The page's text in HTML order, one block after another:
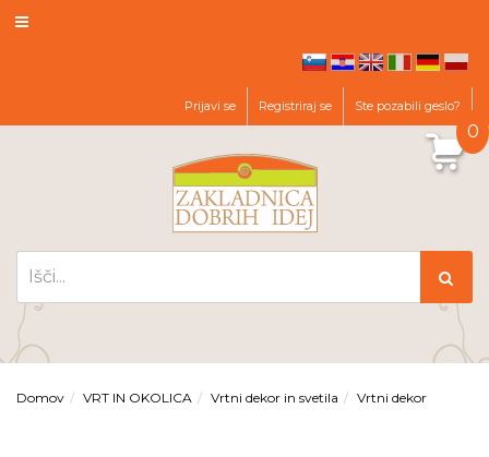
de pl
Prijavi se Registriraj se Ste pozabili geslo?
0
Domov VRT IN OKOLICA Vrtni dekor in svetila Vrtni dekor